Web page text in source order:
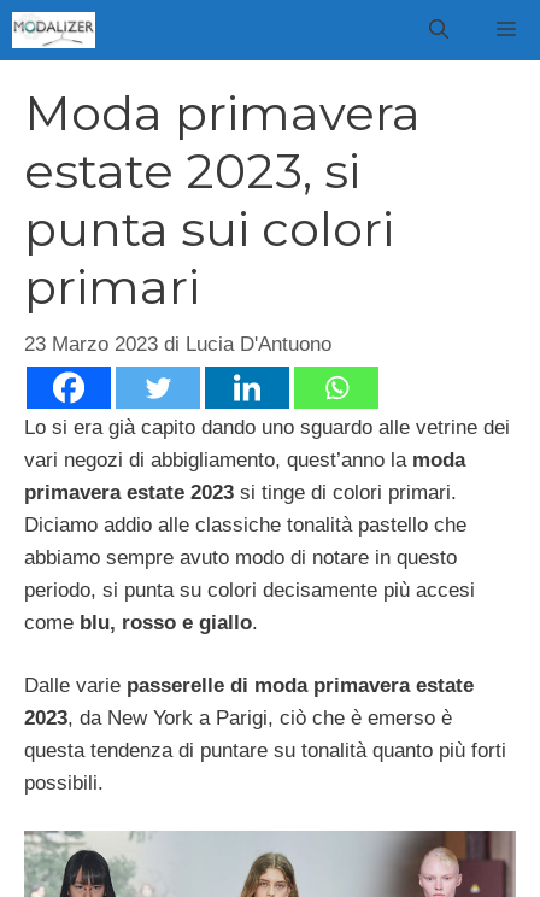
Vai
al
Moda primavera
estate 2023, si
punta sui colori
primari
23 Marzo 2023 di Lucia D'Antuono
Lo si era già capito dando uno sguardo alle vetrine dei
vari negozi di abbigliamento, quest’anno la moda
primavera estate 2023 si tinge di colori primari.
Diciamo addio alle classiche tonalità pastello che
abbiamo sempre avuto modo di notare in questo
periodo, si punta su colori decisamente più accesi
come blu, rosso e giallo.
Dalle varie passerelle di moda primavera estate
2023, da New York a Parigi, ciò che è emerso è
questa tendenza di puntare su tonalità quanto più forti
possibili.